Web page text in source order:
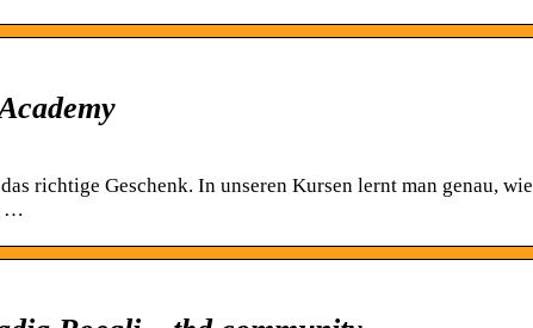
richtige Geschenk. In unseren Kursen lernt man genau, wie
…